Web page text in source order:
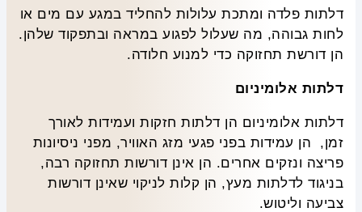
דלתות פלדה ומתכת עלולות להחליד במגע עם מים או
לחות גבוהה, מה שעלול לפגוע במראה ובתפקוד שלהן.
הן דורשת תחזוקה כדי למנוע חלודה.
דלתות אלומיניום
דלתות אלומיניום הן דלתות חזקות ועמידות לאורך
זמן, הן עמידות בפני פגעי מזג האוויר, מפני ניסיונות
פריצה ונזקים אחרים. הן אינן דורשות תחזוקה רבה,
בניגוד לדלתות מעץ, הן קלות לניקוי שאינן דורשות
צביעה וליטוש.